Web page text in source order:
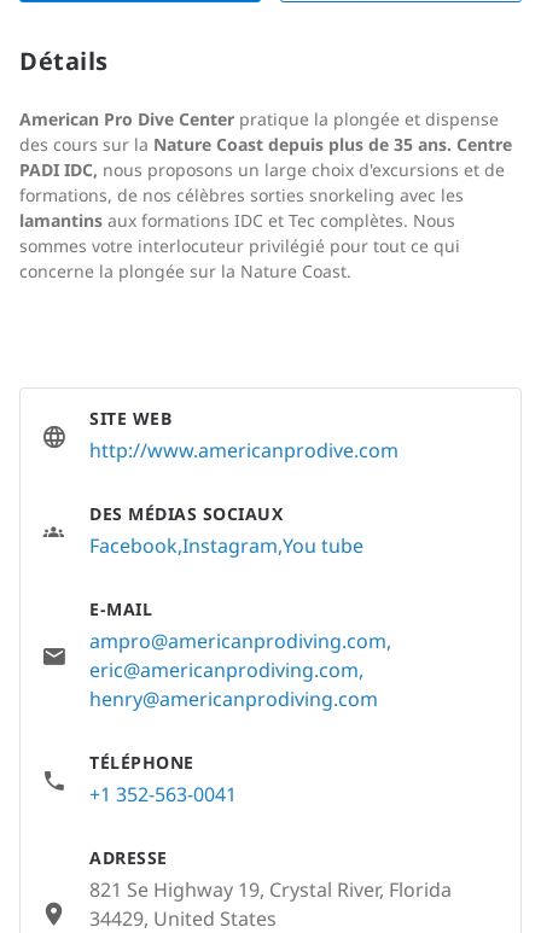
Détails
American Pro Dive Center pratique la plongée et dispense
des cours sur la Nature Coast depuis plus de 35 ans. Centre
PADI IDC, nous proposons un large choix d'excursions et de
formations, de nos célèbres sorties snorkeling avec les
lamantins aux formations IDC et Tec complètes. Nous
sommes votre interlocuteur privilégié pour tout ce qui
concerne la plongée sur la Nature Coast.
SITE WEB
http://www.americanprodive.com
DES MÉDIAS SOCIAUX
FacebookInstagram You tube
E-MAIL
ampro@americanprodiving.com,
eric@americanprodiving.com,
henry@americanprodiving.com
TÉLÉPHONE
+1 352-563-0041
ADRESSE
821 Se Highway 19, Crystal River, Florida
34429, United States